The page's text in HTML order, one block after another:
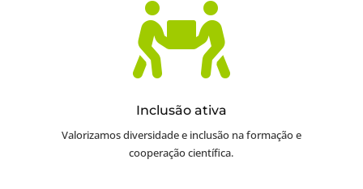

Inclusão ativa
Valorizamos diversidade e inclusão na formação e
cooperação científica.